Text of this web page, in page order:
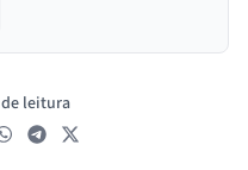
leitura
WhatsAppTelegram